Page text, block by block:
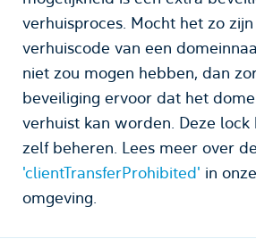
verhuisproces. Mocht het zo
verhuiscode van een
niet zou mogen hebben, dan zorgt deze
beveiliging ervoor dat het
verhuist kan worden. Deze lock kun je overigens
zelf beheren. Lees meer over de
'clientTransferProhibited' in
omgeving.